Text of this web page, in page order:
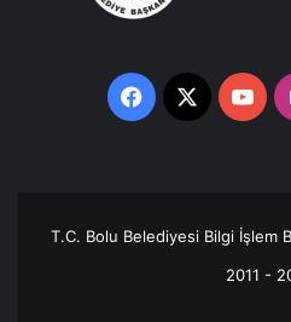
Facebook
X
T.C. Bolu Belediyesi Bilgi İşlem
2011 -